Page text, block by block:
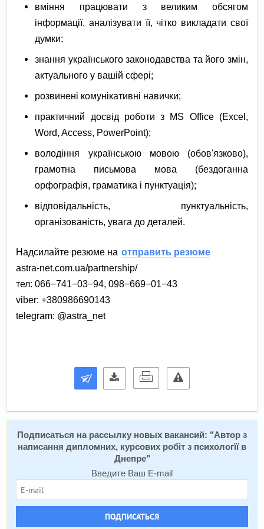
вміння працювати з великим обсягом
інформації, аналізувати її, чітко викладати свої
думки;
знання українського законодавства та його змін,
актуального у вашій сфері;
розвинені комунікативні навички;
практичний досвід роботи з MS Office (Excel,
Word, Access, PowerPoint);
володіння українською мовою (обов'язково),
грамотна письмова мова (бездоганна
орфографія, граматика і пунктуація);
відповідальність, пунктуальність,
організованість, увага до деталей.
Надсилайте резюме на отправить резюме
astra-net.com.ua/partnership/
тел: 066−741−03−94, 098−669−01−43
viber: +380986690143
telegram: @astra_net
Подписаться на расcылку новых вакансий: "Автор з
написання дипломних, курсових робіт з психологїї в
Днепре"
Введите Ваш E-mail
ПОДПИСАТЬСЯ